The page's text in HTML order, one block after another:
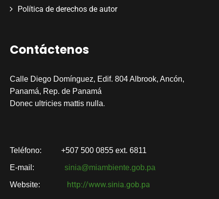
Política de derechos de autor
Contáctenos
Calle Diego Domínguez, Edif. 804 Albrook, Ancón,
Panamá, Rep. de Panamá
Donec ultricies mattis nulla.
Teléfono: +507 500 0855 ext. 6811
E-mail: sinia@miambiente.gob.pa
Website: http://www.sinia.gob.pa